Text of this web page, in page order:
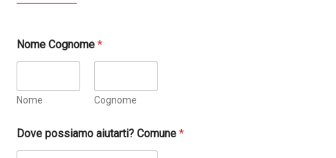
Nome Cognome*
Nome Cognome
Dove possiamo aiutarti? Comune*